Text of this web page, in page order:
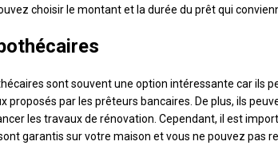
choisir le montant et la durée du prêt qui
sont souvent une option intéressante car ils
proposés par les prêteurs bancaires. De plus, ils
les travaux de rénovation. Cependant, il est
garantis sur votre maison et vous ne pouvez pas